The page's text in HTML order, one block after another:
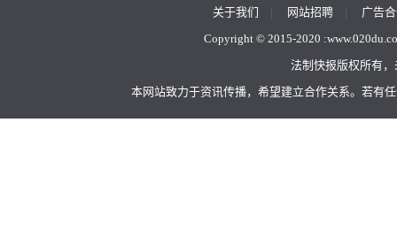
关于我们 | 网站招聘| 广告
Copyright © 2015-2020 :
法制快报版权所有
本网站致力于资讯传播，希望建立合作关系。若有